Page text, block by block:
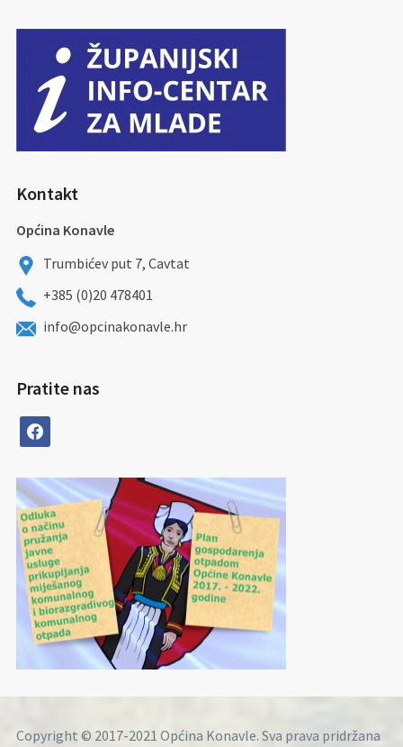
Kontakt
Općina Konavle
Trumbićev put 7, Cavtat
+385 (0)20 478401
info@opcinakonavle.hr
Pratite nas
facebook
Copyright © 2017-2021 Općina Konavle. Sva prava pridržana